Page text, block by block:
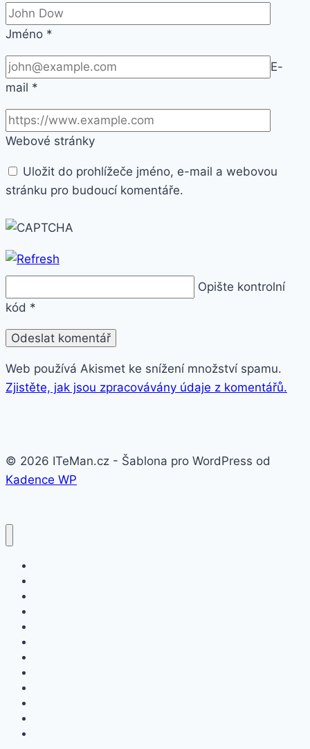
Jméno *
E-
mail *
Webové stránky
Uložit do prohlížeče jméno, e-mail a webovou
stránku pro budoucí komentáře.
Opište kontrolní
kód *
Web používá Akismet ke snížení množství spamu.
Zjistěte, jak jsou zpracovávány údaje z komentářů.
© 2026 ITeMan.cz - Šablona pro WordPress od
Kadence WP